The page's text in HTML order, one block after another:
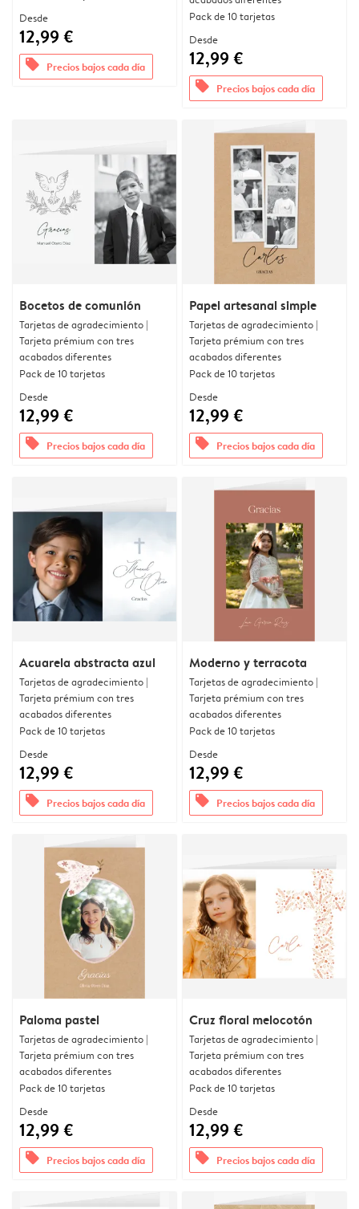
Desde
12,99 €
offers Precios bajos cada día
Pack de 10 tarjetas
Desde
12,99 €
offers Precios bajos cada día
Bocetos de comunión
Tarjetas de agradecimiento |
Tarjeta prémium con tres
acabados diferentes
Pack de 10 tarjetas
Desde
12,99 €
offers Precios bajos cada día
Papel artesanal simple
Tarjetas de agradecimiento |
Tarjeta prémium con tres
acabados diferentes
Pack de 10 tarjetas
Desde
12,99 €
offers Precios bajos cada día
Acuarela abstracta azul
Tarjetas de agradecimiento |
Tarjeta prémium con tres
acabados diferentes
Pack de 10 tarjetas
Desde
12,99 €
offers Precios bajos cada día
Moderno y terracota
Tarjetas de agradecimiento |
Tarjeta prémium con tres
acabados diferentes
Pack de 10 tarjetas
Desde
12,99 €
offers Precios bajos cada día
Paloma pastel
Tarjetas de agradecimiento |
Tarjeta prémium con tres
acabados diferentes
Pack de 10 tarjetas
Desde
12,99 €
offers Precios bajos cada día
Cruz floral melocotón
Tarjetas de agradecimiento |
Tarjeta prémium con tres
acabados diferentes
Pack de 10 tarjetas
Desde
12,99 €
offers Precios bajos cada día